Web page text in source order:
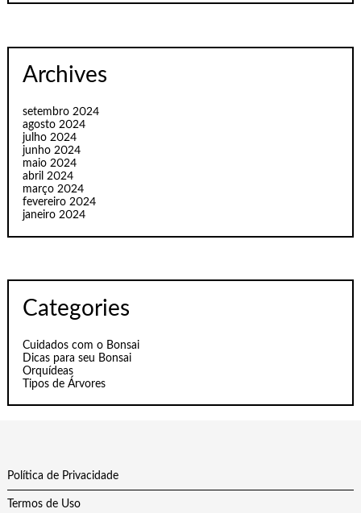
Archives
setembro 2024
agosto 2024
julho 2024
junho 2024
maio 2024
abril 2024
março 2024
fevereiro 2024
janeiro 2024
Categories
Cuidados com o Bonsai
Dicas para seu Bonsai
Orquídeas
Tipos de Árvores
Política de Privacidade
Termos de Uso